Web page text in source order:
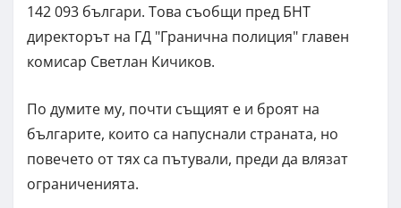
142 093 българи. Това съобщи пред БНТ
директорът на ГД "Гранична полиция" главен
комисар Светлан Кичиков.
По думите му, почти същият е и броят на
българите, които са напуснали страната, но
повечето от тях са пътували, преди да влязат
ограниченията.